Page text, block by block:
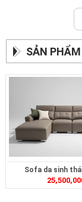
SẢN
Sofa da sinh